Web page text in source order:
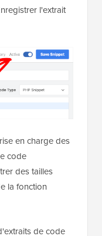
le type de code
de «
l'extrait
en charge des
des tailles